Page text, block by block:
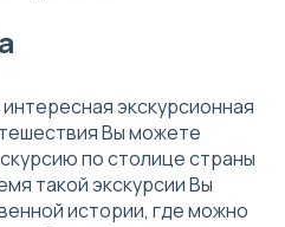
экскурсионная
Вы можете
по столице страны
такой экскурсии Вы
истории, где можно